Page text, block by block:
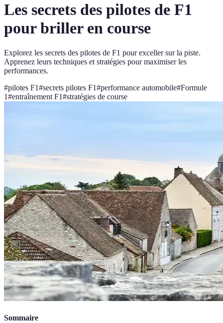
Les secrets des pilotes de F1
pour briller en course
Explorez les secrets des pilotes de F1 pour exceller sur la piste.
Apprenez leurs techniques et stratégies pour maximiser les
performances.
#pilotes F1#secrets pilotes F1#performance automobile#Formule
1#entraînement F1#stratégies de course
Sommaire